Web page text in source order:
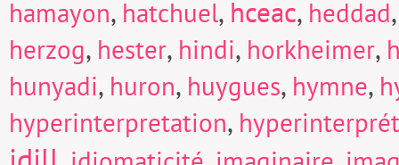
hamayon, hatchuel, hceac, heddad
herzog, hester, hindi, horkheimer,
hunyadi, huron, huygues, hymne,
hyperinterpretation,